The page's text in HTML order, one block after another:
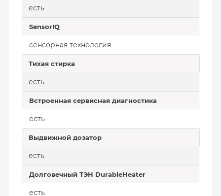
есть
SensorIQ
сенсорная технология
Тихая стирка
есть
Встроенная сервисная диагностика
есть
Выдвижной дозатор
есть
Долговечный ТЭН DurableHeater
есть